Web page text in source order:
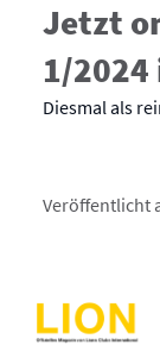
Jetzt
1/2024
Diesmal als
Veröffentlicht